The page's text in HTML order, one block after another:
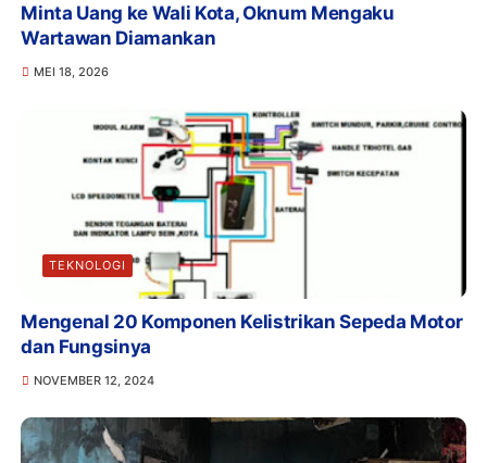
Minta Uang ke Wali Kota, Oknum Mengaku
Wartawan Diamankan
MEI 18, 2026
TEKNOLOGI
Mengenal 20 Komponen Kelistrikan Sepeda Motor
dan Fungsinya
NOVEMBER 12, 2024